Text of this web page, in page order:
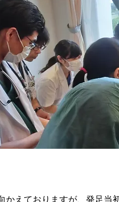
えておりますが、発足当